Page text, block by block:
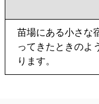
苗場にある小さな
ってきたときのよ
ります。